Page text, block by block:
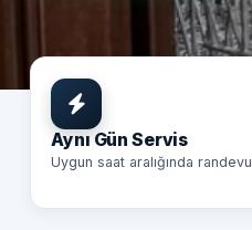
Aynı Gün Servis
Uygun saat aralığında randevu